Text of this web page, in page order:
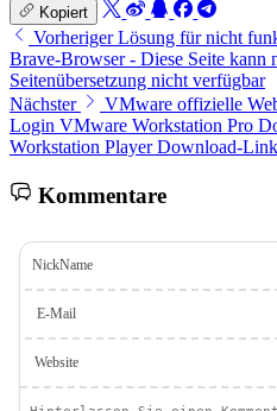
Kopiert
VorherigerLösung für nicht
Brave-Browser - Diese Seite kann
Seitenübersetzung nicht verfügbar
Nächster
VMware offizielle
Login VMware Workstation Pro
Workstation Player Download-Link
Kommentare
NickName
E-Mail
Website